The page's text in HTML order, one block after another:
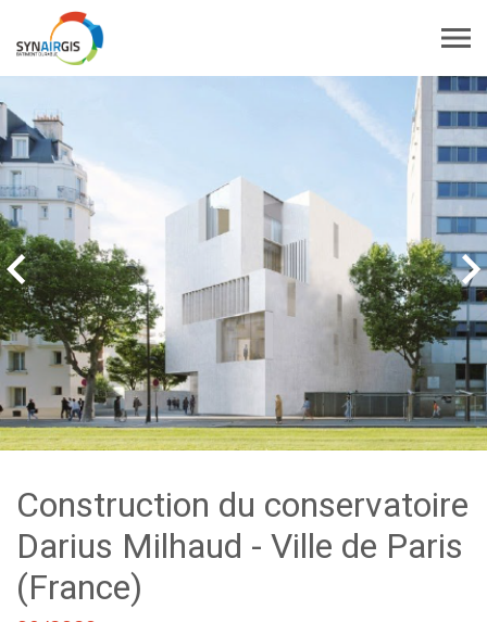
Construction du conservatoire
Darius Milhaud - Ville de Paris
(France)